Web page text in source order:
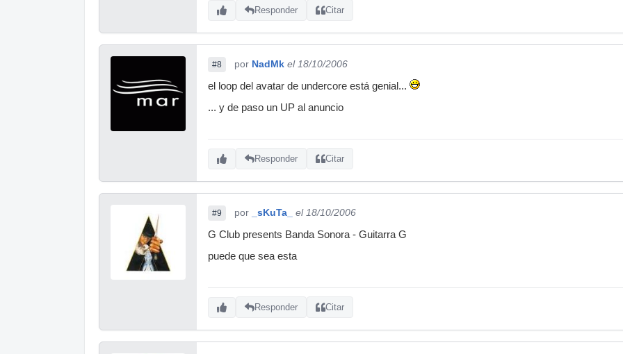
Responder Citar
#8 por NadMk el 18/10/2006
el loop del avatar de undercore está genial...
... y de paso un UP al anuncio
Responder Citar
#9 por _sKuTa_
el 18/10/2006
G Club presents Banda Sonora - Guitarra G
puede que sea esta
Responder Citar